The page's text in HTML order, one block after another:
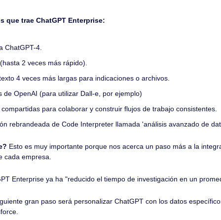
que trae ChatGPT Enterprise:
ChatGPT-4.
2 veces más rápido).
4 veces más largas para indicaciones o archivos.
de OpenAI (para utilizar Dall-e, por ejemplo)
para colaborar y construir flujos de trabajo consistentes.
rebrandeada de Code Interpreter llamada 'análisis avanzado de
Esto es muy importante porque nos acerca un paso más a la
cada empresa.
Enterprise ya ha "reducido el tiempo de investigación en un
gran paso será personalizar ChatGPT con los datos